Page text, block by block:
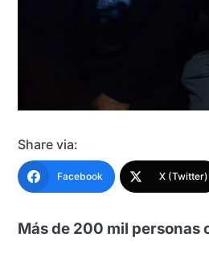
Share via:
Facebook X (Twitter)
Más de 200 mil personas